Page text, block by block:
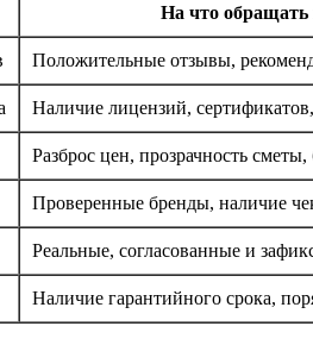
На что обращать
Положительные отзывы,
Наличие лицензий,
Разброс цен, прозрачность
Проверенные бренды, наличие
Реальные, согласованные и
Наличие гарантийного срока,